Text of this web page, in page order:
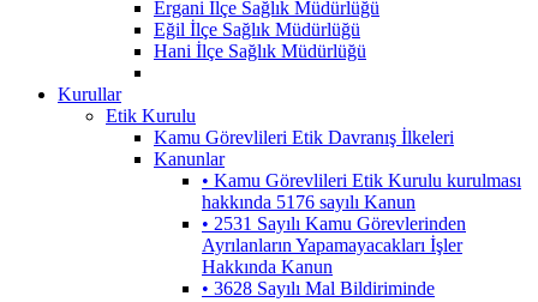
Ergani İlçe Sağlık Müdürlüğü
Eğil İlçe Sağlık Müdürlüğü
Hani İlçe Sağlık Müdürlüğü
Kurullar
Etik Kurulu
Kamu Görevlileri Etik Davranış İlkeleri
Kanunlar
• Kamu Görevlileri Etik Kurulu kurulması
hakkında 5176 sayılı Kanun
• 2531 Sayılı Kamu Görevlerinden
Ayrılanların Yapamayacakları İşler
Hakkında Kanun
• 3628 Sayılı Mal Bildiriminde